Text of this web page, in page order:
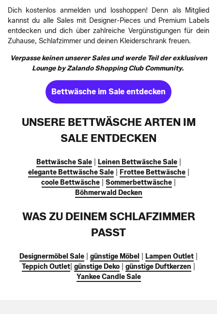
Dich kostenlos anmelden und losshoppen! Denn als Mitglied
kannst du alle Sales mit Designer-Pieces und Premium Labels
entdecken und dich über zahlreiche Vergünstigungen für dein
Zuhause, Schlafzimmer und deinen Kleiderschrank freuen.
Verpasse keinen unserer Sales und werde Teil der exklusiven
Lounge by Zalando Shopping Club Community.
Bettwäsche im Sale entdecken
UNSERE BETTWÄSCHE ARTEN IM
SALE ENTDECKEN
Bettwäsche Sale| Leinen Bettwäsche Sale|
elegante Bettwäsche Sale| Frottee Bettwäsche|
coole Bettwäsche
Sommerbettwäsche
Böhmerwald Decken
WAS ZU DEINEM SCHLAFZIMMER
PASST
Designermöbel Sale günstige Möbel Lampen Outlet
Teppich Outlet günstige Deko günstige Duftkerzen
Yankee Candle Sale